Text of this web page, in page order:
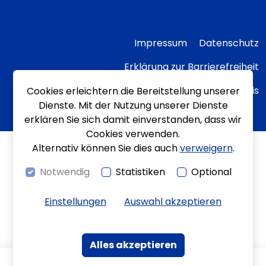
Impressum
Datenschutz
Erklärung zur Barrierefreiheit
Transparenzhinweis
Cookies erleichtern die Bereitstellung unserer
Dienste. Mit der Nutzung unserer Dienste
erklären Sie sich damit einverstanden, dass wir
Cookies verwenden.
Alternativ können Sie dies auchverweigern.
Notwendig
Statistiken Optional
Einstellungen Auswahl akzeptieren
Alles akzeptieren